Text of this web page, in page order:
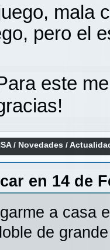
mala
pero el
este
/ Novedades /
en 14 de
a casa
de